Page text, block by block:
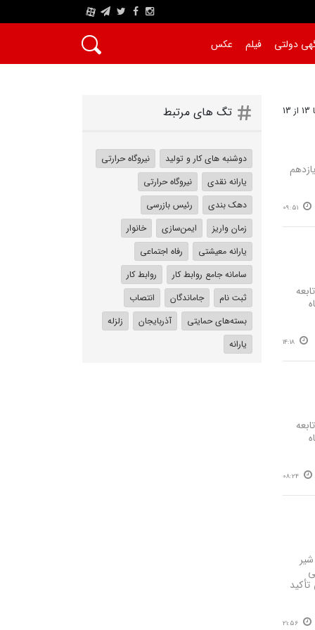
A
دولتی فیلم عکس
09:51
14:18
08:24
21:56
تگ های مرتبط
دوشنبه های کار و تولید
نیروگاه حرارتی
یارانه نقدی
نیروگاه حرارتی
دهک بندی
رئیس بازرسی
زمان واریز
ایمن‌سازی
خانوار
یارانه معیشتی
رفاه اجتماعی
سامانه جامع روابط کار
روابط کار
ثبت نام
جاماندگان
انتصاب
بسته‌های حمایتی
آذربایجان
زلزله
یارانه